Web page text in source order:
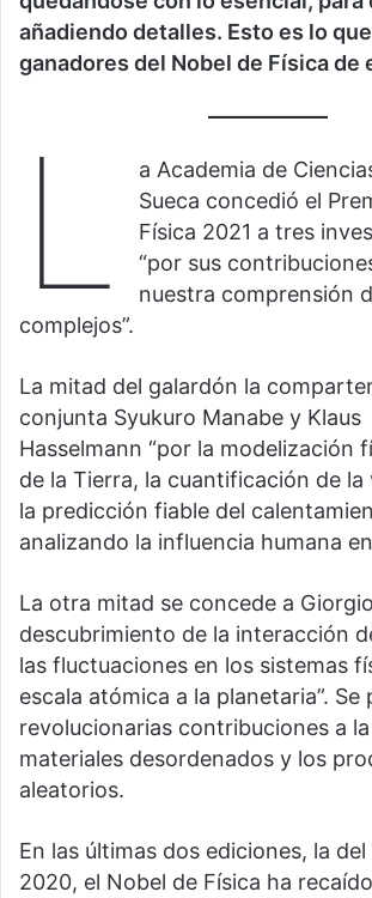
añadiendo detalles. Esto es lo
ganadores del Nobel de Física de
L
a Academia de
Sueca concedió el
Física 2021 a tres
“por sus
nuestra comprensión
complejos”.
La mitad del galardón la
conjunta Syukuro Manabe y Klaus
Hasselmann “por la modelización
de la Tierra, la cuantificación de la
la predicción fiable del
analizando la influencia humana
La otra mitad se concede a
descubrimiento de la interacción
las fluctuaciones en los sistemas
escala atómica a la planetaria”. Se
revolucionarias contribuciones a
materiales desordenados y los
aleatorios.
En las últimas dos ediciones, la del
2020, el Nobel de Física ha